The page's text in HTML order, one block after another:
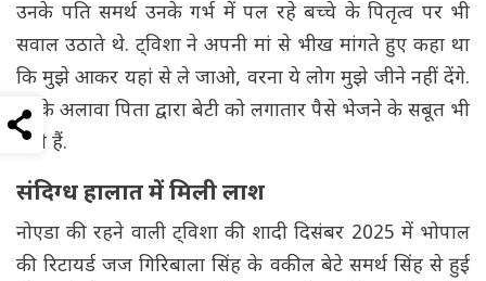
उनके पति समर्थ उनके गर्भ में पल रहे बच्चे के पितृत्व पर भी
सवाल उठाते थे. ट्विशा ने अपनी मां से भीख मांगते हुए कहा था
कि मुझे आकर यहां से ले जाओ, वरना ये लोग मुझे जीने नहीं देंगे.
इसके अलावा पिता द्वारा बेटी को लगातार पैसे भेजने के सबूत भी
मिले हैं.
संदिग्ध हालात में मिली लाश
नोएडा की रहने वाली ट्विशा की शादी दिसंबर 2025 में भोपाल
की रिटायर्ड जज गिरिबाला सिंह के वकील बेटे समर्थ सिंह से हुई